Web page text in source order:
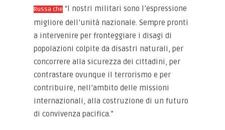
Russa che “I nostri militari sono l’espressione
migliore dell’unità nazionale. Sempre pronti
a intervenire per fronteggiare i disagi di
popolazioni colpite da disastri naturali, per
concorrere alla sicurezza dei cittadini, per
contrastare ovunque il terrorismo e per
contribuire, nell’ambito delle missioni
internazionali, alla costruzione di un futuro
di convivenza pacifica.”